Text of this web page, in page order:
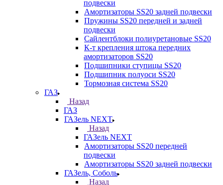
подвески
Амортизаторы SS20 задней подвески
Пружины SS20 передней и задней
подвески
Сайлентблоки полиуретановые SS20
К-т крепления штока передних
амортизаторов SS20
Подшипники ступицы SS20
Подшипник полуоси SS20
Тормозная система SS20
ГАЗ
Назад
ГАЗ
ГАЗель NEXT
Назад
ГАЗель NEXT
Амортизаторы SS20 передней
подвески
Амортизаторы SS20 задней подвески
ГАЗель, Соболь
Назад